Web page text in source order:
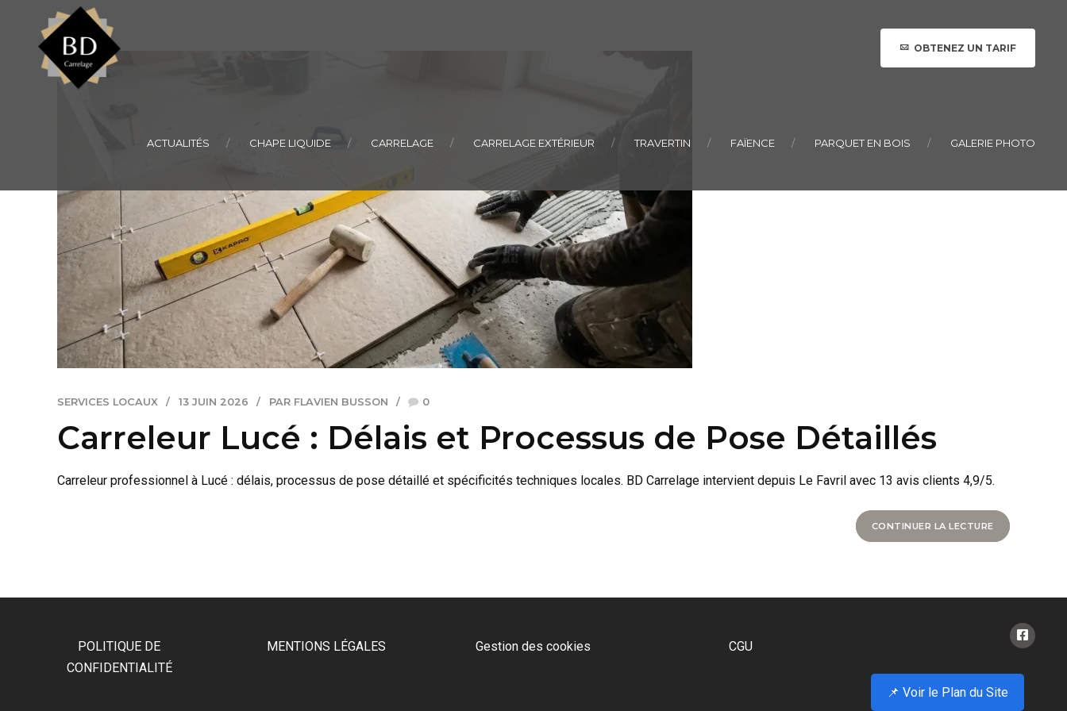
OBTENEZ UN TARIF
ACTUALITÉS CHAPE LIQUIDE CARRELAGE CARRELAGE EXTÉRIEUR TRAVERTIN FAÏENCE PARQUET EN BOIS GALERIE PHOTO
SERVICES LOCAUX 13 JUIN 2026 PAR FLAVIEN BUSSON 0
Carreleur Lucé : Délais et Processus de Pose Détaillés
Carreleur professionnel à Lucé : délais, processus de pose détaillé et spécificités techniques locales. BD Carrelage intervient depuis Le Favril avec 13 avis clients 4,9/5.
CONTINUER LA LECTURE
POLITIQUE DE
CONFIDENTIALITÉ
MENTIONS LÉGALES Gestion des cookies CGU
📌 Voir le Plan du Site